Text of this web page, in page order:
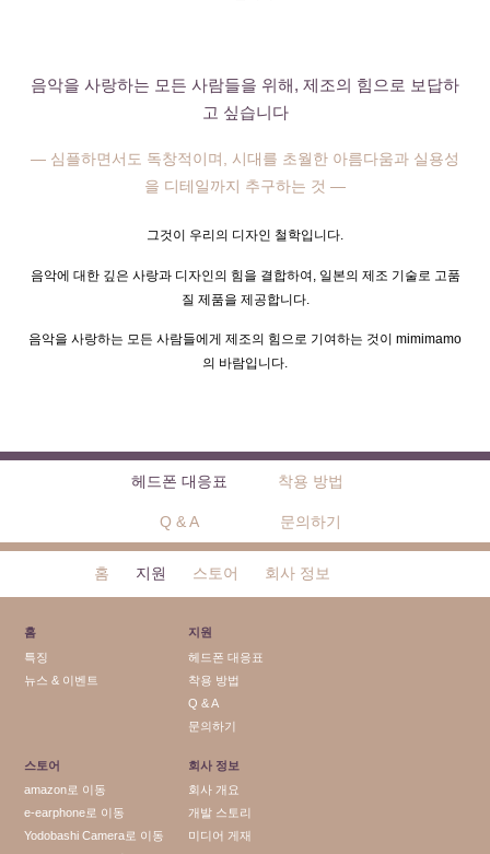
음악을 사랑하는 모든 사람들을 위해, 제조의 힘으로 보답하
고 싶습니다
— 심플하면서도 독창적이며, 시대를 초월한 아름다움과 실용성
을 디테일까지 추구하는 것 —
그것이 우리의 디자인 철학입니다.
음악에 대한 깊은 사랑과 디자인의 힘을 결합하여, 일본의 제조 기술로 고품
질 제품을 제공합니다.
음악을 사랑하는 모든 사람들에게 제조의 힘으로 기여하는 것이 mimimamo
의 바람입니다.
헤드폰 대응표 착용 방법
Q & A 문의하기
홈 지원 스토어 회사 정보
홈
특징
뉴스 & 이벤트
지원
헤드폰 대응표
착용 방법
Q & A
문의하기
스토어
amazon로 이동
e-earphone로 이동
Yodobashi Camera로 이동
회사 정보
회사 개요
개발 스토리
미디어 게재